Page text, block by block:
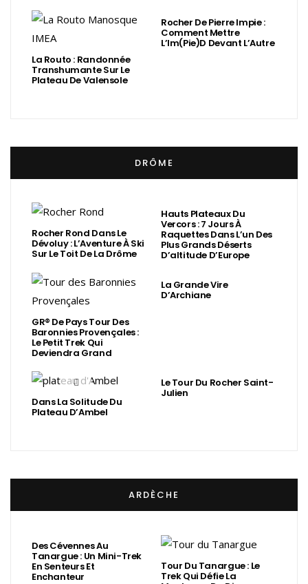
La Routo : Randonnée
Transhumante Sur Le
Plateau De Valensole
Rocher De Pierre Impie :
Comment Mettre
L’Im(Pie)d Devant L’Autre
DRÔME
Rocher Rond Dans Le
Dévoluy : L’Aventure À Ski
Sur Le Toit De La Drôme
Hauts Plateaux Du
Vercors : 7 Jours À
Raquettes Dans L’un Des
Plus Grands Déserts
D’altitude D’Europe
GR® De Pays Tour Des
Baronnies Provençales :
Le Petit Trek Qui
Deviendra Grand
La Grande Vire
D’Archiane
Dans La Solitude Du
Plateau D’Ambel
Le Tour Du Rocher Saint-
Julien
ARDÈCHE
Des Cévennes Au
Tanargue : Un Mini-Trek
En Senteurs Et
Enchanteur
Tour Du Tanargue : Le
Trek Qui Défie La